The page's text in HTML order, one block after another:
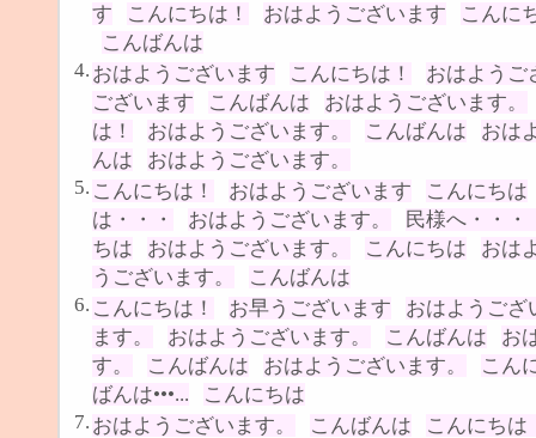
す
こんにちは！ おはようございます
こんに
こんばんは
4. おはようございます こんにちは！
おはようご
ございます
こんばんは
おはようございます。
は！
おはようございます。 こんばんは
おは
んは
おはようございます。
5. こんにちは！ おはようございます
こんにちは
は・・・
おはようございます。
民様へ・・・
ちは
おはようございます。 こんにちは
おは
うございます。
こんばんは
6. こんにちは！ お早うございます
おはようござ
ます。
おはようございます。 こんばんは
お
す。
こんばんは おはようございます。
こん
ばんは•••...
こんにちは
7. おはようございます。 こんばんは
こんにちは